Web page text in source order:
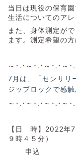
当日は現役の保育
生活についてのア
また、身体測定が
ます。測定希望の
～･.･～･.･～･.･～･
7月は、「センサリ
ジップロックで感
～･.･～･.･～･.･～･
【日 時】2022年7
９時４５分）
申込